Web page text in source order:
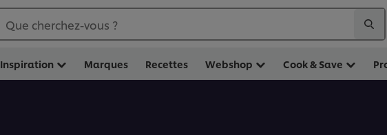
Que cherchez-vous ?
Inspiration Marques Recettes Webshop Cook & Save